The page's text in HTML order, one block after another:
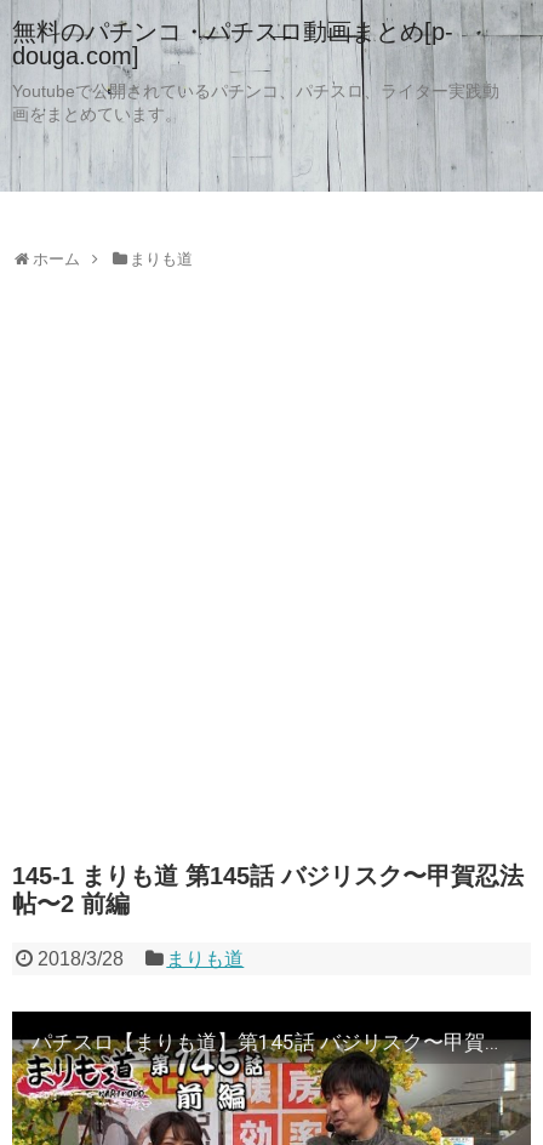
無料のパチンコ・パチスロ動画まとめ[p-
douga.com]
Youtubeで公開されているパチンコ、パチスロ、ライター実践動
画をまとめています。
ホーム まりも道
145-1 まりも道 第145話 バジリスク〜甲賀忍法
帖〜2 前編
2018/3/28 まりも道
パチスロ【まりも道】第145話 バジリスク〜甲賀忍法帖〜2 前編